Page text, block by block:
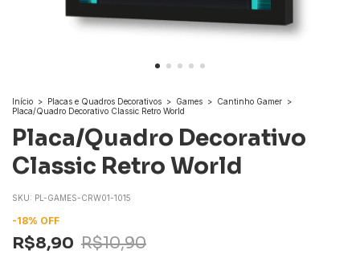
Início > Placas e Quadros Decorativos > Games > Cantinho Gamer >
Placa/Quadro Decorativo Classic Retro World
Placa/Quadro Decorativo
Classic Retro World
SKU: PL-GAMES-CRW01-1015
-18% OFF
R$8,90 R$10,90